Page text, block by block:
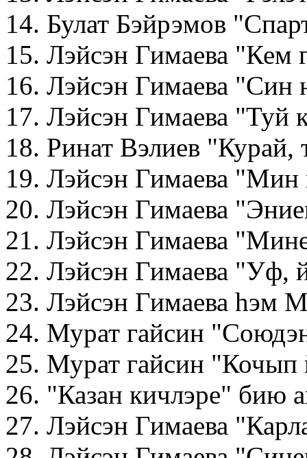
14. Булат Бэйрэмов
15. Лэйсэн Гимаева "Кем
16. Лэйсэн Гимаева "Син
17. Лэйсэн Гимаева "Туй
18. Ринат Вэлиев "Курай,
19. Лэйсэн Гимаева "Мин
20. Лэйсэн Гимаева
21. Лэйсэн Гимаева
22. Лэйсэн Гимаева "Уф,
23. Лэйсэн Гимаева hэм
24. Мурат гайсин
25. Мурат гайсин
26. "Казан кичлэре" бию
27. Лэйсэн Гимаева